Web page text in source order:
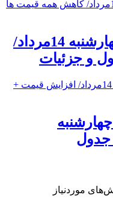
قیمت طلا و سکه امروز چهارشنبه 14مرداد/
و جزئیات
چهارشنبه
موردنیاز